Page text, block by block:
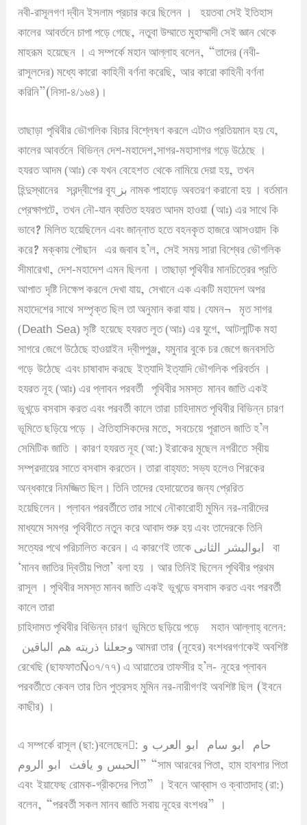
নবী-রাসূলগণ দ্বীন ইসলাম প্রচার করে ছিলেন ।
হয়তবা সেই ইতিহাস
কালের আবর্তনে চাপা পড়ে গেছে,নতুবা উম্মাতে মুহাম্মাদী সেই জ্ঞান থেকে
মাহরূম হয়েছেন ।এ সম্পর্কে মহান আল্লাহ বলেন, “তাদের (নবী-
রাসূলদের) মধ্যে কারো কাহিনী বর্ণনা করেছি,আর কারো কাহিনী বর্ণনা
করিনি”(নিসা-৪/১৬৪) ।
তাছাড়া পৃথিবীর ভৌগলিক বিচার বিশ্লেষণ করলে এটাও প্রতিয়মান হয় যে,
কালের আবর্তনে বিভিন্ন দেশ-মহাদেশ,সাগর-মহাসাগর গড়ে উঠেছে ।
হযরত আদম (আঃ) কে যখন বেহেশত থেকে নামিয়ে দেয়া হয়,তখন
হিন্দুস্থানের
সরন্দ্বীপের বূয্ بز নামক পাহাড়ে অবতরণ করানো হয় ।বর্তমান
প্রেক্ষাপটে,তখন নৌ-যান ব্যতিত হযরত আদম হাওয়া (আঃ) এর সাথে কি
ভাবে?মিলিত হয়েছিলেন এবং জান্নাত হতে বহনকৃত হাজরে আসওয়াদ কি
করে?মক্কায় পৌছান এর জবাব হ’ল,সেই সময় সারা বিশ্বের ভৌগলিক
সীমারেখা,দেশ-মহাদেশ এমন ছিলনা ।তাছাড়া পৃথিবীর মানচিত্রের প্রতি
আপাত দৃষ্টি নিক্ষেপ করলে দেখা যায়,সেখানে এক একটি মহাদেশ অপর
মহাদেশের সাথে সম্পৃক্ত ছিল তা অনুমান করা যায় ।যেমন¬মৃত সাগর
(Death Sea) সৃষ্টি হয়েছে হযরত লূত (আঃ) এর যুগে,আটলান্টিক মহা
সাগরে জেগে উঠেছে হাওয়াইন দ্বীপপুঞ্জ,যমুনার বুকে চর জেগে জনবসতি
গড়ে উঠেছে এবং চাষাবাদ করছে ইত্যাদি ইত্যাদি ভৌগলিক পরিবর্তন ।
হযরত নূহ (আঃ) এর প্লাবন পরবর্তী
পৃথিবীর সমস্ত মানব জাতি একই
ভূখন্ডে বসবাস করত এবং পরবর্তী কালে তারা চাহিদামত পৃথিবীর বিভিন্ন চারণ
ভূমিতে ছড়িয়ে পড়ে ।ঐতিহাসিকদের মতে,সবচেয়ে পূরাতন জাতি হ’ল
সেমিটিক জাতি ।কারণ হযরত নূহ (আ:) ইরাকের মূছেল নগরীতে স্বীয়
সম্প্রদায়ের সাতে বসবাস করতেন ।তারা বাহ্যত: সভ্য হলেও শিরকের
অন্ধকারে নিমজ্জিত ছিল ।তিনি তাদের হেদায়েতের জন্য প্রেরিত
হয়েছিলেন । প্লাবন পরবর্তীতে তার সাথে নৌকারোহী মুমিন নর-নারীদের
মাধ্যমে সমগ্র পৃথিবীতে নতুন করে আবাদ শুরু হয় এবং তাদেরকে তিনি
সত্যের পথে পরিচালিত করেন ।এ কারণেই তাকে ابوالبشر الثانى বা
‘মানব জাতির দ্বিতীয় পিতা’বলা হয় ।আর তিনিই ছিলেন পৃথিবীর প্রথম
রাসূল ।পৃথিবীর সমস্ত মানব জাতি একই ভূখন্ডে বসবাস করত এবং পরবর্তী
কালে তারা
চাহিদামত পৃথিবীর বিভিন্ন চারণ ভূমিতে ছড়িয়ে পড়ে মহান আল্লাহ্ বলেন:
وجعلنا ذريته هم الباقين আমরা তার (নূহের) বংশধরগণকেই অবশিষ্ট
রেখেছি (ছাফফাতÑ৩৭/৭৭) এ আয়াতের তাফসীর হ’ল- নূহের প্লাবন
পরবর্তীতে কেবল তার তিন পুত্রসহ মুমিন নর-নারীগণই অবশিষ্ট ছিল (ইবনে
কাছীর) ।
এ সম্পর্কে রাসূল (ছা:)বলেছেন:ّ سام ابو العرب و حام ابو
الحبس و يافث ابو الروم” “সাম আরবের পিতা,হাম হাবশার পিতা
এবং ইয়াফেছ রোমক-গ্রীকদের পিতা” ।ইবনে আব্বাস ও ক্বাতাদাহ্ (রা:)
বলেন, “পরবর্তী সকল মানব জাতি সবায় নূহের বংশধর” ।